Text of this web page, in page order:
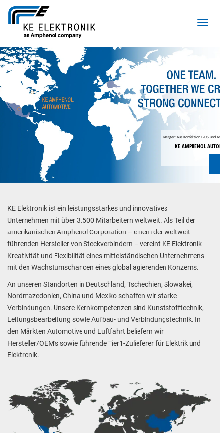
KE AMPHENOL
Merger: Aus Konfektion E‑US und
KE Elektronik ist ein leistungsstarkes und innovatives
Unternehmen mit über 3.500 Mitarbeitern weltweit. Als Teil der
amerikanischen Amphenol Corporation – einem der weltweit
führenden Hersteller von Steckverbindern – vereint KE Elektronik
Kreativität und Flexibilität eines mittelständischen Unternehmens
mit den Wachstumschancen eines global agierenden Konzerns.
An unseren Standorten in Deutschland, Tschechien, Slowakei,
Nordmazedonien, China und Mexiko schaffen wir starke
Verbindungen. Unsere Kernkompetenzen sind Kunststofftechnik,
Leitungsbearbeitung sowie Aufbau- und Verbindungstechnik. In
den Märkten Automotive und Luftfahrt beliefern wir
Hersteller/OEM‘s sowie führende Tier1-Zulieferer für Elektrik und
Elektronik.